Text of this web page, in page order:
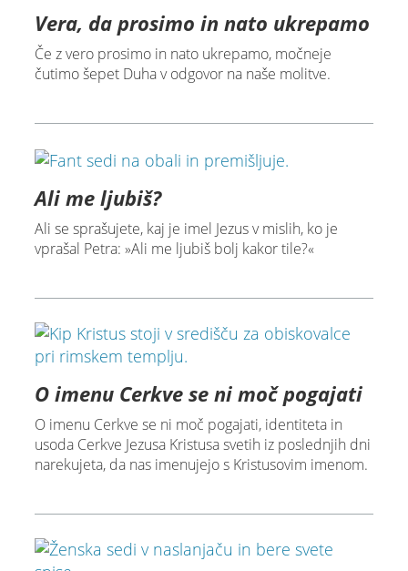
Vera, da prosimo in nato ukrepamo
Če z vero prosimo in nato ukrepamo, močneje
čutimo šepet Duha v odgovor na naše molitve.
Ali me ljubiš?
Ali se sprašujete, kaj je imel Jezus v mislih, ko je
vprašal Petra: »Ali me ljubiš bolj kakor tile?«
O imenu Cerkve se ni moč pogajati
O imenu Cerkve se ni moč pogajati, identiteta in
usoda Cerkve Jezusa Kristusa svetih iz poslednjih dni
narekujeta, da nas imenujejo s Kristusovim imenom.